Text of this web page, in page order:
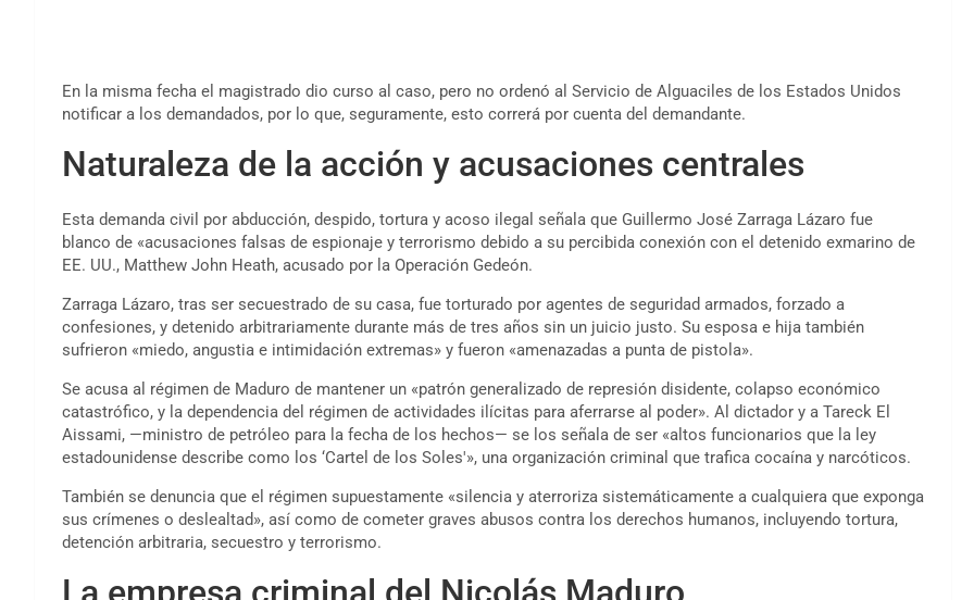
En la misma fecha el magistrado dio curso al caso, pero no ordenó al Servicio de Alguaciles de los Estados Unidos
notificar a los demandados, por lo que, seguramente, esto correrá por cuenta del demandante.
Naturaleza de la acción y acusaciones centrales
Esta demanda civil por abducción, despido, tortura y acoso ilegal señala que Guillermo José Zarraga Lázaro fue
blanco de «acusaciones falsas de espionaje y terrorismo debido a su percibida conexión con el detenido exmarino de
EE. UU., Matthew John Heath, acusado por la Operación Gedeón.
Zarraga Lázaro, tras ser secuestrado de su casa, fue torturado por agentes de seguridad armados, forzado a
confesiones, y detenido arbitrariamente durante más de tres años sin un juicio justo. Su esposa e hija también
sufrieron «miedo, angustia e intimidación extremas» y fueron «amenazadas a punta de pistola».
Se acusa al régimen de Maduro de mantener un «patrón generalizado de represión disidente, colapso económico
catastrófico, y la dependencia del régimen de actividades ilícitas para aferrarse al poder». Al dictador y a Tareck El
Aissami, —ministro de petróleo para la fecha de los hechos— se los señala de ser «altos funcionarios que la ley
estadounidense describe como los ‘Cartel de los Soles'», una organización criminal que trafica cocaína y narcóticos.
También se denuncia que el régimen supuestamente «silencia y aterroriza sistemáticamente a cualquiera que exponga
sus crímenes o deslealtad», así como de cometer graves abusos contra los derechos humanos, incluyendo tortura,
detención arbitraria, secuestro y terrorismo.